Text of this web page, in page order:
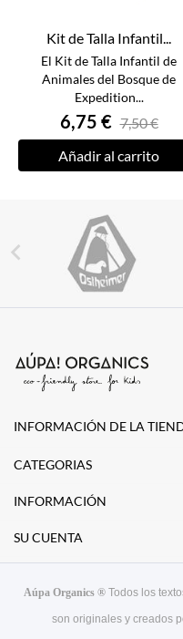
Kit de Talla Infantil...
El Kit de Talla Infantil de
Animales del Bosque de
Expedition...
6,75 € 7,50 €
Añadir al carrito

INFORMACIÓN DE LA
CATEGORIAS
INFORMACIÓN
SU CUENTA
Aúpa Organics ® Todos los
son originales y creados